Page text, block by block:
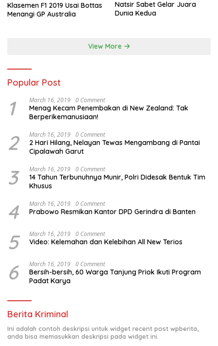
Klasemen F1 2019 Usai Bottas
Menangi GP Australia
Natsir Sabet Gelar Juara
Dunia Kedua
View More
Popular Post
1 March 16, 2019 0 Comment
Menag Kecam Penembakan di New Zealand: Tak
Berperikemanusiaan!
2 March 16, 2019 0 Comment
2 Hari Hilang, Nelayan Tewas Mengambang di Pantai
Cipalawah Garut
3 March 16, 2019 0 Comment
14 Tahun Terbunuhnya Munir, Polri Didesak Bentuk Tim
Khusus
4 March 16, 2019 0 Comment
Prabowo Resmikan Kantor DPD Gerindra di Banten
5 March 16, 2019 0 Comment
Video: Kelemahan dan Kelebihan All New Terios
6 March 16, 2019 0 Comment
Bersih-bersih, 60 Warga Tanjung Priok Ikuti Program
Padat Karya
Berita Kriminal
Ini adalah contoh deskripsi untuk widget recent post wpberita,
anda bisa memasukkan deskripsi pada widget ini.